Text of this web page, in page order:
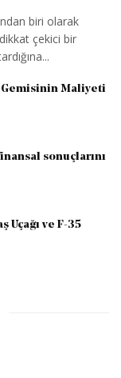
biri olarak
çekici bir
Gemisinin Maliyeti
sonuçlarını
Uçağı ve F-35